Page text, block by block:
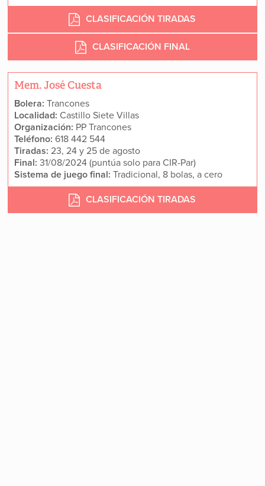
CLASIFICACIÓN TIRADAS
CLASIFICACIÓN FINAL
Mem. José Cuesta
Bolera:Trancones
Localidad: Castillo Siete Villas
Organización: PP Trancones
Teléfono:618 442 544
Tiradas: 23, 24 y 25 de agosto
Final:31/08/2024 (puntúa solo para CIR-Par)
Sistema de juego final:Tradicional, 8 bolas, a cero
CLASIFICACIÓN TIRADAS